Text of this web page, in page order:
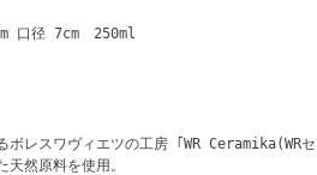
口径 7cm 250ml
ボレスワヴィエツの工房 ｢WR Ceramika(WR
然原料を使用。